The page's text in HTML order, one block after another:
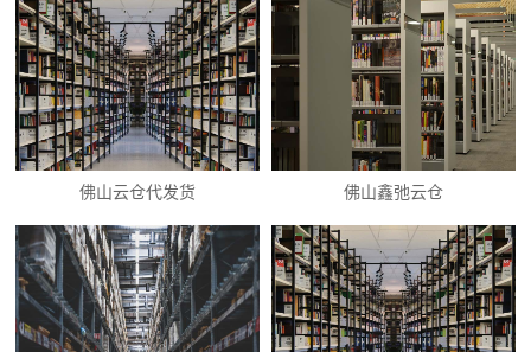
佛山云仓代发货 佛山鑫弛云仓